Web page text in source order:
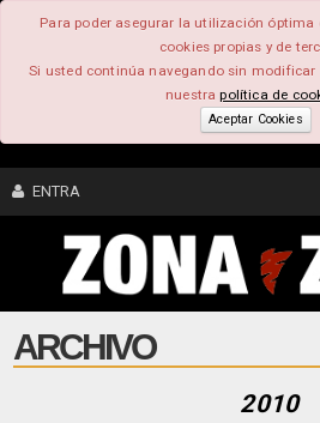
Para poder asegurar la utilización
cookies propias y de
Si usted continúa navegando sin modificar
nuestrapolítica de
Aceptar Cookies
ENTRA
CONTENIDO
COMUNIDAD
ARCHIVO
2010